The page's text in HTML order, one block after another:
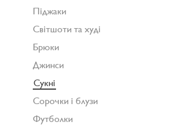
Піджаки
Світшоти та худі
Брюки
Джинси
Сукні
Сорочки і блузи
Футболки